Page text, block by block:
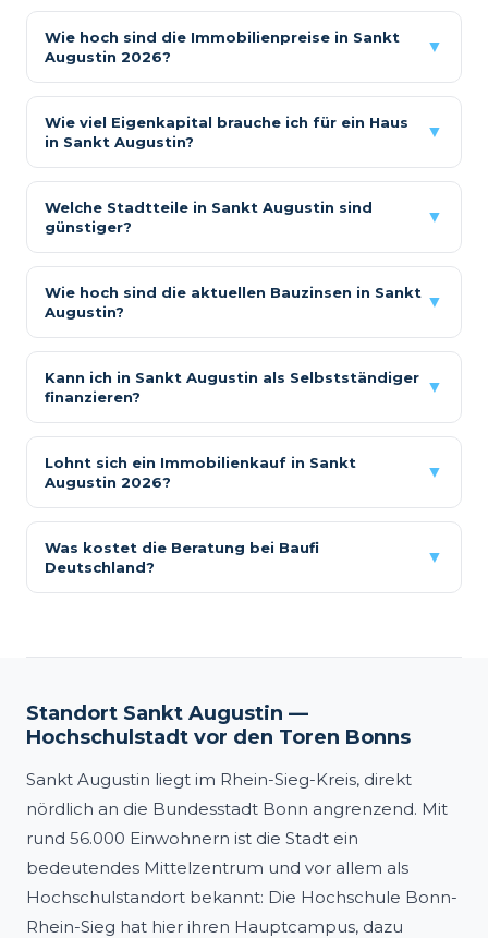
Wie hoch sind die Immobilienpreise in Sankt
Augustin 2026?
▼
Wie viel Eigenkapital brauche ich für ein Haus
in Sankt Augustin?
▼
Welche Stadtteile in Sankt Augustin sind
günstiger?
▼
Wie hoch sind die aktuellen Bauzinsen in Sankt
Augustin?
▼
Kann ich in Sankt Augustin als Selbstständiger
finanzieren?
▼
Lohnt sich ein Immobilienkauf in Sankt
Augustin 2026?
▼
Was kostet die Beratung bei Baufi
Deutschland?
▼
Standort Sankt Augustin —
Hochschulstadt vor den Toren Bonns
Sankt Augustin liegt im Rhein-Sieg-Kreis, direkt
nördlich an die Bundesstadt Bonn angrenzend. Mit
rund 56.000 Einwohnern ist die Stadt ein
bedeutendes Mittelzentrum und vor allem als
Hochschulstandort bekannt: Die Hochschule Bonn-
Rhein-Sieg hat hier ihren Hauptcampus, dazu